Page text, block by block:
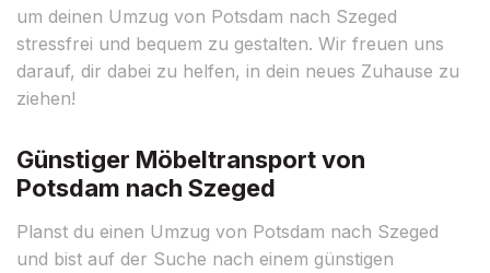
um deinen Umzug von Potsdam nach Szeged
stressfrei und bequem zu gestalten. Wir freuen uns
darauf, dir dabei zu helfen, in dein neues Zuhause zu
ziehen!
Günstiger Möbeltransport von
Potsdam nach Szeged
Planst du einen Umzug von Potsdam nach Szeged
und bist auf der Suche nach einem günstigen